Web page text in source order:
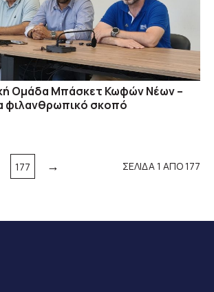
Ομάδα Μπάσκετ Κωφών Νέων –
φιλανθρωπικό σκοπό
Σελίδα
177 → ΣΕΛΙΔΑ 1 ΑΠΟ 177